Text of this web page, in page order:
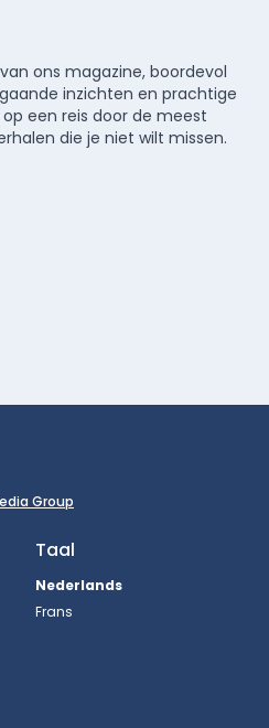
ons magazine, boordevol
inzichten en prachtige
een reis door de meest
die je niet wilt missen.
Group
Taal
Nederlands
Frans